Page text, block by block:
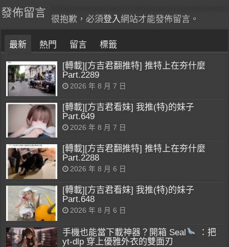
發佈留言
很抱歉，必須登入網站才能發佈留言。
最新 熱門 留言 標籤
[轉載][方吉君翻推特] 推特上在夯什麼
Part.2289
2026 年 8 月 7 日
[轉載][方吉君看妹] 我推(特)的妹子
Part.649
2026 年 8 月 7 日
[轉載][方吉君翻推特] 推特上在夯什麼
Part.2288
2026 年 8 月 6 日
[轉載][方吉君看妹] 我推(特)的妹子
Part.648
2026 年 8 月 6 日
手機也能當下載神器？開箱 Seal
：把
yt-dlp 穿上優雅外衣的雙面刃